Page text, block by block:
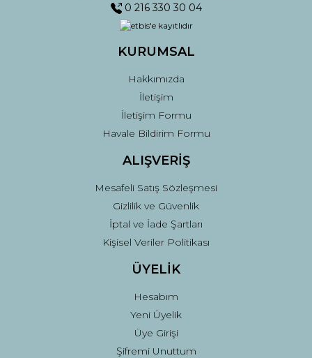
0 216 330 30 04
KURUMSAL
Hakkımızda
İletişim
İletişim Formu
Havale Bildirim Formu
ALIŞVERİŞ
Mesafeli Satış Sözleşmesi
Gizlilik ve Güvenlik
İptal ve İade Şartları
Kişisel Veriler Politikası
ÜYELİK
Hesabım
Yeni Üyelik
Üye Girişi
Şifremi Unuttum